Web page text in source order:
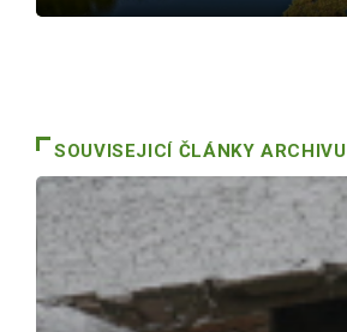
SOUVISEJICÍ ČLÁNKY ARCHIVU